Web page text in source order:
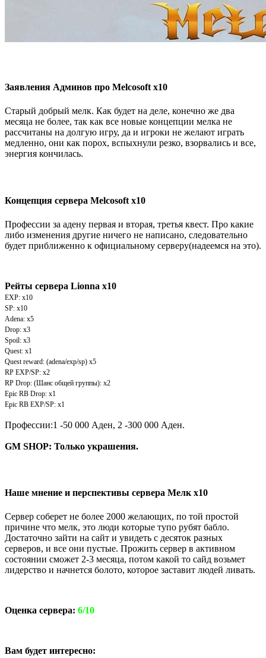
Заявления Админов про Melcosoft x10
Старый добрый мелк. Как будет на деле, конечно же два
месяца не более, так как все новые концепции мелка не
рассчитаны на долгую игру, да и игроки не желают играть
медленно, они как порох, вспыхнули резко, взорвались и все,
энергия кончилась.
Концепция сервера Melcosoft x10
Профессии за адену первая и вторая, третья квест. Про какие
либо изменения другие ничего не написано, следовательно
будет приближенно к официальному серверу(надеемся на это).
Рейты сервера Lionna x10
EXP: x10
SP: x10
Adena: x5
Drop: x3
Spoil: x3
Quest: x1
Quest reward: (adena/exp/sp) x5
RP EXP/SP: x2
RP Drop: (Шанс общей группы): x2
Epic RB Drop: x1
Epic RB EXP/SP: x1
Профессии:1 -50 000 Аден, 2 -300 000 Аден.
GM SHOP: Только украшения.
Наше мнение и перспективы сервера Мелк х10
Сервер соберет не более 2000 желающих, по той простой
причине что мелк, это люди которые тупо рубят бабло.
Достаточно зайти на сайт и увидеть с десяток разных
серверов, и все они пустые. Прожить сервер в активном
состоянии сможет 2-3 месяца, потом какой то сайд возьмет
лидерство и начнется болото, которое заставит людей ливать.
Оценка сервера: 6/10
Вам будет интересно: